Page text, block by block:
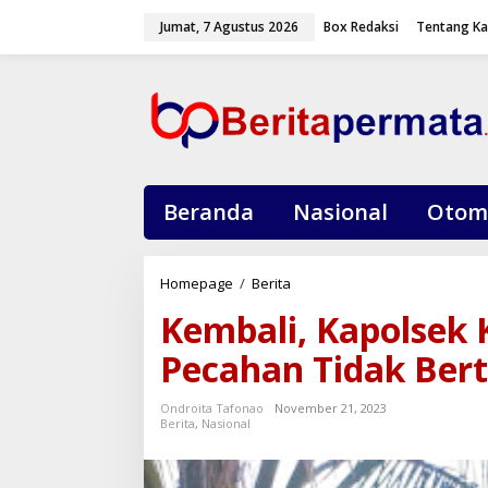
w
Jumat, 7 Agustus 2026 Box Redaksi Tentang
Beranda Nasional
Homepage / Berita
m
b
a
i
K
a
Kembali, Kapolsek
Pecahan Tidak
Ondroita Tafonao
November 21, 2023
Berita, Nasional